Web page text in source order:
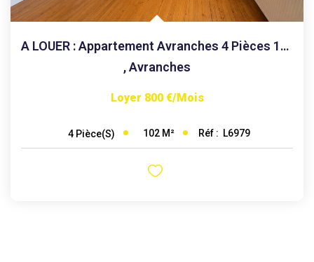
A LOUER : Appartement Avranches 4 Pièces 102 M2
,Avranches
Loyer 800 €/mois
4 Pièce(s) 102 M² Réf : L6979